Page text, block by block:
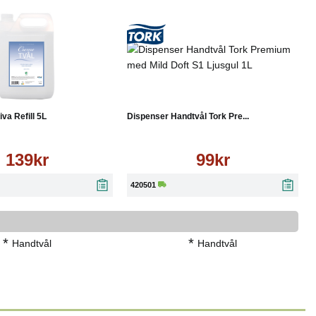
Refill 5L
139kr
Dispenser Handtvål Tork Pre...
99kr
420501
* Handtvål * Handtvål